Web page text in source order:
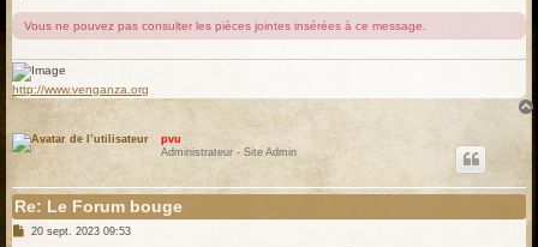
Vous ne pouvez pas consulter les pièces jointes insérées à ce message.
http://www.venganza.org
pvu
Administrateur - Site Admin
Re: Le Forum bouge
M20 sept. 2023 09:53